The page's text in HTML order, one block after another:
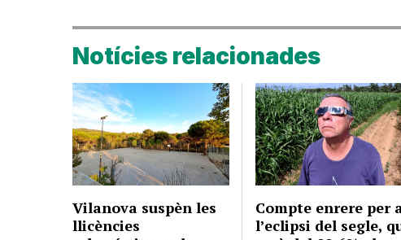
Notícies relacionades
Vilanova suspèn les
llicències
Compte enrere per
l’eclipsi del segle,